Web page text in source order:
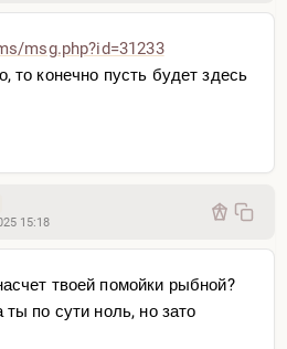
msg.php?id=31233
то конечно пусть будет здесь
15:18
твоей помойки рыбной?
ты по сути ноль, но зато